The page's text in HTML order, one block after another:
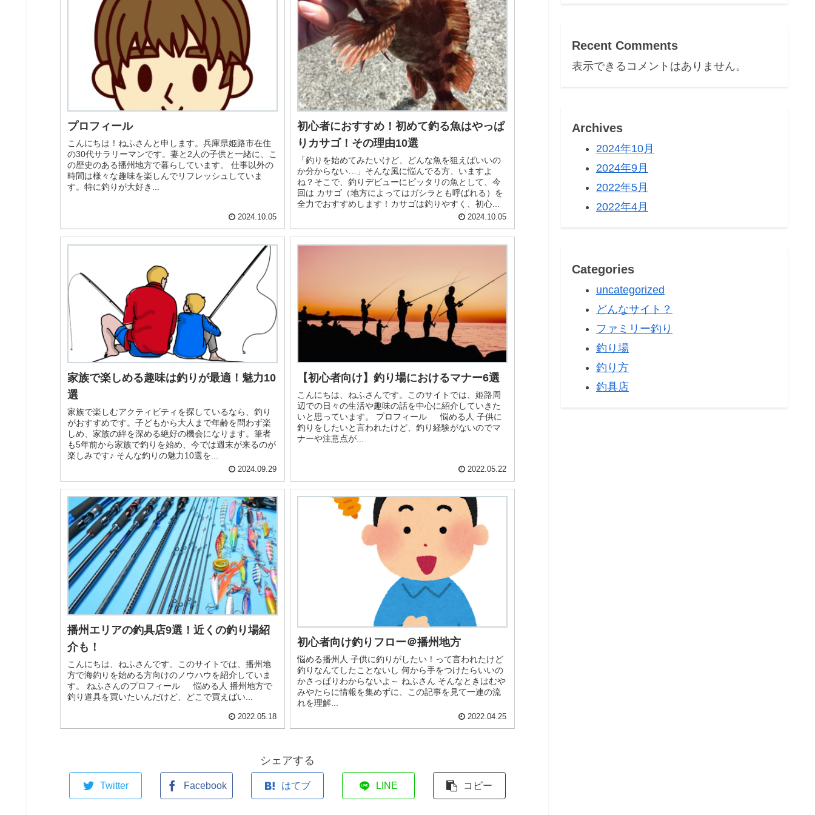
プロフィール
こんにちは！ねふさんと申します。兵庫県姫路市在住
の30代サラリーマンです。妻と2人の子供と一緒に、こ
の歴史のある播州地方で暮らしています。 仕事以外の
時間は様々な趣味を楽しんでリフレッシュしていま
す。特に釣りが大好き...
2024.10.05
初心者におすすめ！初めて釣る魚はやっぱ
りカサゴ！その理由10選
「釣りを始めてみたいけど、どんな魚を狙えばいいの
か分からない…」そんな風に悩んでる方、いますよ
ね？そこで、釣りデビューにピッタリの魚として、今
回は カサゴ（地方によってはガシラとも呼ばれる）を
全力でおすすめします！カサゴは釣りやすく、初心...
2024.10.05
家族で楽しめる趣味は釣りが最適！魅力10
選
家族で楽しむアクティビティを探しているなら、釣り
がおすすめです。子どもから大人まで年齢を問わず楽
しめ、家族の絆を深める絶好の機会になります。筆者
も5年前から家族で釣りを始め、今では週末が来るのが
楽しみです♪ そんな釣りの魅力10選を...
2024.09.29
【初心者向け】釣り場におけるマナー6選
こんにちは、ねふさんです。このサイトでは、姫路周
辺での日々の生活や趣味の話を中心に紹介していきた
いと思っています。 プロフィール 悩める人 子供に
釣りをしたいと言われたけど、釣り経験がないのでマ
ナーや注意点が...
2022.05.22
播州エリアの釣具店9選！近くの釣り場紹
介も！
こんにちは、ねふさんです。このサイトでは、播州地
方で海釣りを始める方向けのノウハウを紹介していま
す。 ねふさんのプロフィール 悩める人 播州地方で
釣り道具を買いたいんだけど、どこで買えばい...
2022.05.18
初心者向け釣りフロー＠播州地方
悩める播州人 子供に釣りがしたい！って言われたけど
釣りなんてしたことないし 何から手をつけたらいいの
かさっぱりわからないよ～ ねふさん そんなときはむや
みやたらに情報を集めずに、この記事を見て一連の流
れを理解...
2022.04.25
シェアする
Twitter Facebook はてブ LINE コピー
Recent Comments
表示できるコメントはありません。
Archives
2024年10月
2024年9月
2022年5月
2022年4月
Categories
uncategorized
どんなサイト？
ファミリー釣り
釣り場
釣り方
釣具店